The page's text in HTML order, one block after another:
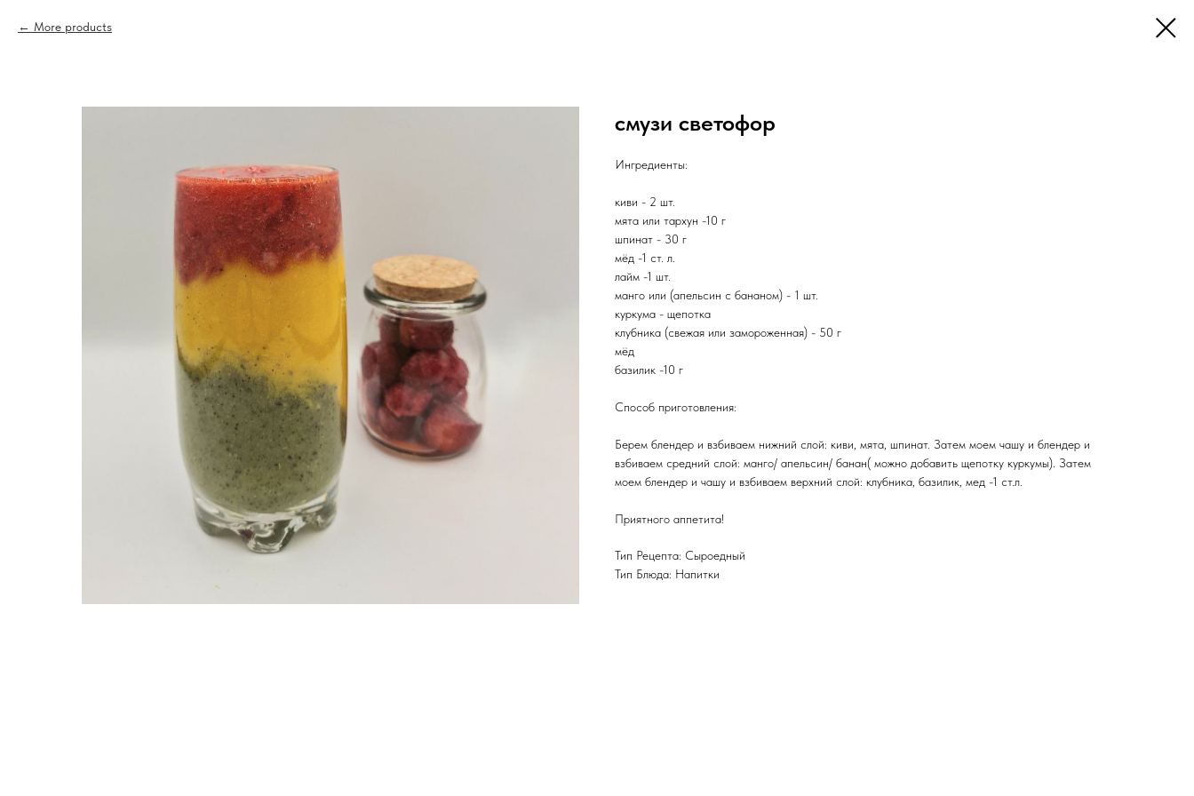
More products
смузи светофор
Ингредиенты:
киви - 2 шт.
мята или тархун -10 г
шпинат - 30 г
мёд -1 ст. л.
лайм -1 шт.
манго или (апельсин с бананом) - 1 шт.
куркума - щепотка
клубника (свежая или замороженная) - 50 г
мёд
базилик -10 г
Способ приготовления:
Берем блендер и взбиваем нижний слой: киви, мята, шпинат. Затем моем чашу и блендер и
взбиваем средний слой: манго/ апельсин/ банан( можно добавить щепотку куркумы). Затем
моем блендер и чашу и взбиваем верхний слой: клубника, базилик, мед -1 ст.л.
Приятного аппетита!
Тип Рецепта: Сыроедный
Тип Блюда: Напитки